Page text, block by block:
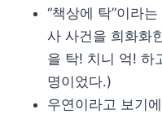
“책상에 탁”이라
사 사건을 희화화
을 탁! 치니 억! 하
명이었다.)
우연이라고 보기